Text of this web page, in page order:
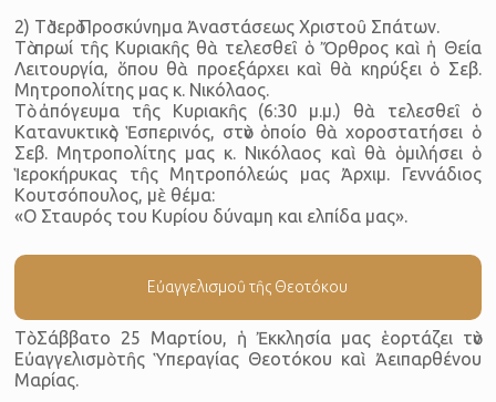
2) Τὸ Ἱερὸ Προσκύνημα Ἀναστάσεως Χριστοῦ Σπάτων.
Τὸ πρωί τῆς Κυριακῆς θὰ τελεσθεῖ ὁ Ὄρθρος καὶ ἡ Θεία
Λειτουργία, ὅπου θὰ προεξάρχει καὶ θὰ κηρύξει ὁ Σεβ.
Μητροπολίτης μας κ. Νικόλαος.
Τὸ ἀπόγευμα τῆς Κυριακῆς (6:30 μ.μ.) θὰ τελεσθεῖ ὁ
Κατανυκτικὸς Ἑσπερινός, στὸν ὁποίο θὰ χοροστατήσει ὁ
Σεβ. Μητροπολίτης μας κ. Νικόλαος καὶ θὰ ὁμιλήσει ὁ
Ἱεροκήρυκας τῆς Μητροπόλεώς μας Ἀρχιμ. Γεννάδιος
Κουτσόπουλος, μὲ θέμα:
«Ο Σταυρός του Κυρίου δύναμη και ελπίδα μας».
Εὐαγγελισμοῦ τῆς Θεοτόκου
Τὸ Σάββατο 25 Μαρτίου, ἡ Ἐκκλησία μας ἑορτάζει τὸν
Εὐαγγελισμὸ τῆς Ὑπεραγίας Θεοτόκου καὶ Ἀειπαρθένου
Μαρίας.